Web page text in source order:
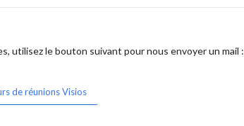
utilisez le bouton suivant pour nous envoyer un mail :
de réunions Visios